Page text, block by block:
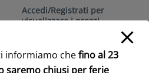
Accedi/Registrati per
visualizzare i prezzi
informiamo chefino al 23
saremo chiusi per ferie